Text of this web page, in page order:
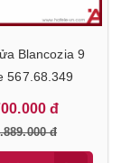
Blancozia 9
567.68.349
đ
đ